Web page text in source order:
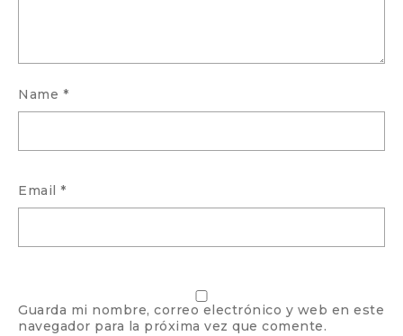
Name *
Email *
Guarda mi nombre, correo electrónico y web en este
navegador para la próxima vez que comente.